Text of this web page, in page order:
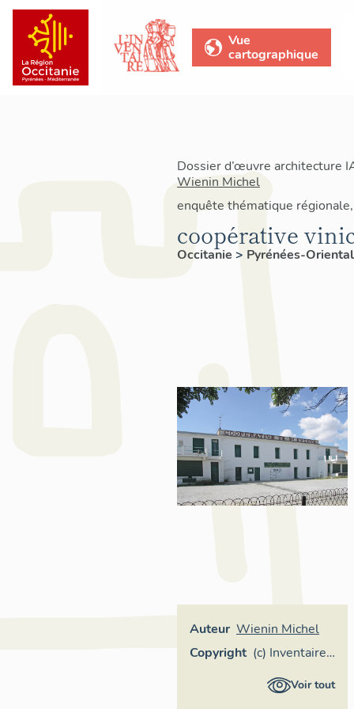
Vue
cartographique
Dossier d’œuvre architecture
Wienin Michel
enquête thématique
coopérative
Occitanie > Pyrénées-
Auteur Wienin Michel
Copyright (c) Inventaire
généralVoir tout